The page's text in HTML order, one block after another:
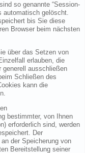
so genannte “Session-
automatisch gelöscht.
bis Sie diese
Browser beim nächsten
über das Setzen von
erlauben, die
generell ausschließen
Schließen des
kann die
bestimmter, von Ihnen
erforderlich sind, werden
Der
der Speicherung von
Bereitstellung seiner